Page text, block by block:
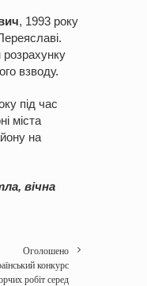
, 1993 року
взводу.
під час
міста
на
вічна
Оголошено
конкурс
робіт серед